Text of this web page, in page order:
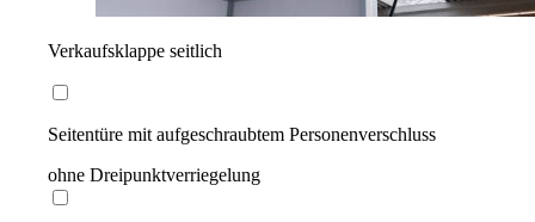
Verkaufsklappe seitlich
Seitentüre mit aufgeschraubtem Personenverschluss
ohne Dreipunktverriegelung